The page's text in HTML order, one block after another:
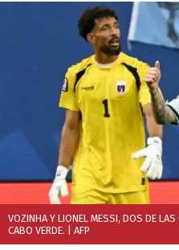
VOZINHA Y LIONEL MESSI, DOS DE LAS
CABO VERDE. | AFP